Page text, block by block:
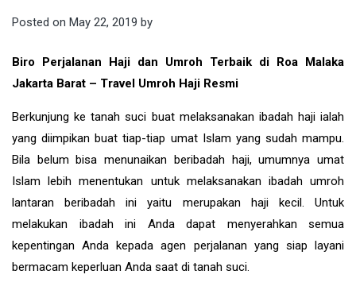
Posted on May 22, 2019 by
Biro Perjalanan Haji dan Umroh Terbaik di Roa Malaka
Jakarta Barat – Travel Umroh Haji Resmi
Berkunjung ke tanah suci buat melaksanakan ibadah haji ialah
yang diimpikan buat tiap-tiap umat Islam yang sudah mampu.
Bila belum bisa menunaikan beribadah haji, umumnya umat
Islam lebih menentukan untuk melaksanakan ibadah umroh
lantaran beribadah ini yaitu merupakan haji kecil. Untuk
melakukan ibadah ini Anda dapat menyerahkan semua
kepentingan Anda kepada agen perjalanan yang siap layani
bermacam keperluan Anda saat di tanah suci.